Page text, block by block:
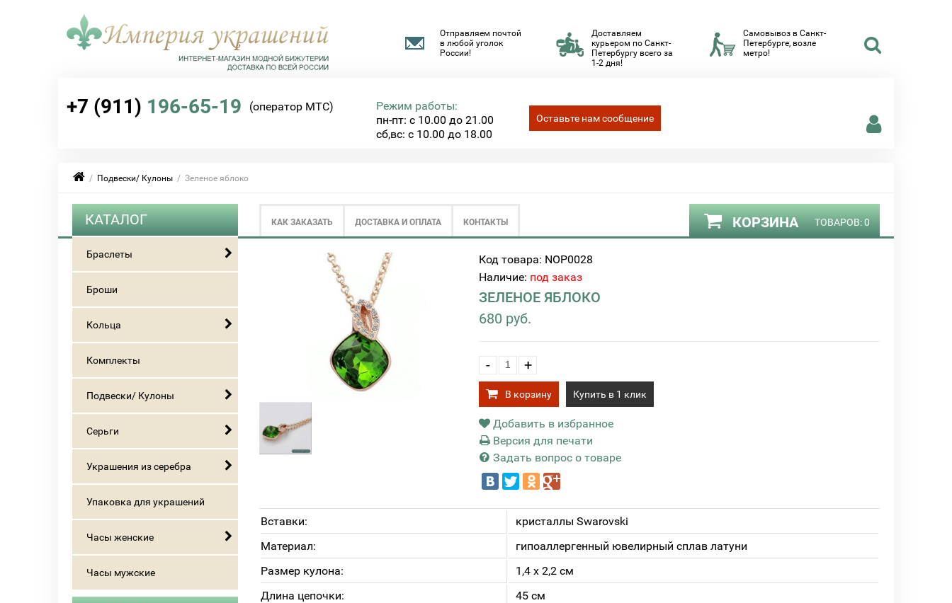
Самовывоз в Санкт-
Петербурге, возле
метро!
Доставляем
курьером по Санкт-
Петербургу всего за
1-2 дня!
Отправляем почтой
в любой уголок
России!
+7 (911) 196-65-19 (оператор МТС)
Режим работы:
пн-пт: с 10.00 до 21.00
сб,вс: с 10.00 до 18.00
Оставьте нам сообщение
/ Подвески/ Кулоны / Зеленое яблоко
КОРЗИНА ТОВАРОВ:0
КАК ЗАКАЗАТЬ ДОСТАВКА И ОПЛАТА КОНТАКТЫ
КАТАЛОГ
Браслеты
Броши
Кольца
Комплекты
Подвески/ Кулоны
Серьги
Украшения из серебра
Упаковка для украшений
Часы женские
Часы мужские
Код товара: NOP0028
Наличие: под заказ
ЗЕЛЕНОЕ ЯБЛОКО
680 руб.
- +
В корзину Купить в 1 клик
Добавить в избранное
Версия для печати
Задать вопрос о товаре
Вставки:
кристаллы Swarovski
Материал:
гипоаллергенный ювелирный сплав латуни
Размер кулона:
1,4 х 2,2 см
Длина цепочки:
45 см